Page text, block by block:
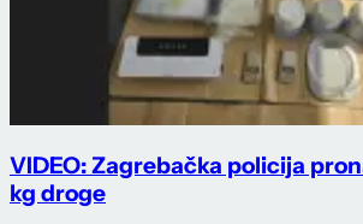
VIDEO: Zagrebačka policija
kg droge